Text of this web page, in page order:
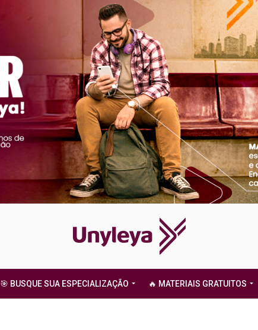
🎯 BUSQUE SUA ESPECIALIZAÇÃO 🔥 MATERIAIS GRATUITOS